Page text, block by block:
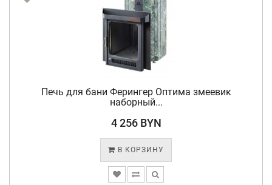
Печь для бани Ферингер Оптима змеевик
наборный...
4 256 BYN
В КОРЗИНУ